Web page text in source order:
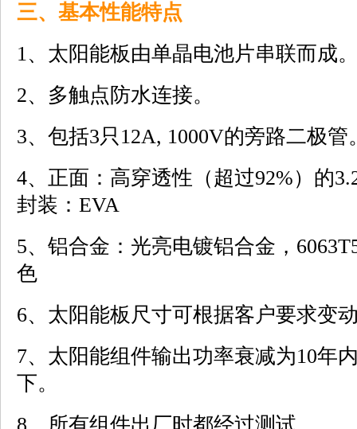
三、基本性能特点
1、太阳能板由单晶电池片串联而成
2、多触点防水连接。
3、包括3只12A, 1000V的旁路二极管
4、正面：高穿透性（超过92%）的
封装：EVA
5、铝合金：光亮电镀铝合金，
色
6、太阳能板尺寸可根据客户要求变
7、太阳能组件输出功率衰减为10年
下。